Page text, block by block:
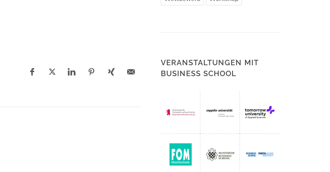
VERANSTALTUNGEN MIT
BUSINESS SCHOOL